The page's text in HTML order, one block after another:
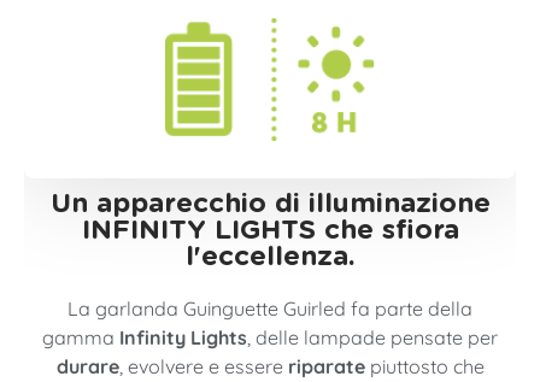
Un apparecchio di illuminazione
INFINITY LIGHTS che sfiora
l'eccellenza.
La garlanda Guinguette Guirled fa parte della
gamma Infinity Lights, delle lampade pensate per
durare, evolvere e essere riparatepiuttosto che